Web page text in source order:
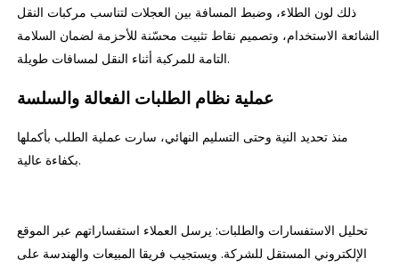
ذلك لون الطلاء، وضبط المسافة بين العجلات لتناسب مركبات النقل
الشائعة الاستخدام، وتصميم نقاط تثبيت محسّنة للأحزمة لضمان السلامة
التامة للمركبة أثناء النقل لمسافات طويلة.
عملية نظام الطلبات الفعالة والسلسة
منذ تحديد النية وحتى التسليم النهائي، سارت عملية الطلب بأكملها
بكفاءة عالية.
تحليل الاستفسارات والطلبات: يرسل العملاء استفساراتهم عبر الموقع
الإلكتروني المستقل للشركة. ويستجيب فريقا المبيعات والهندسة على